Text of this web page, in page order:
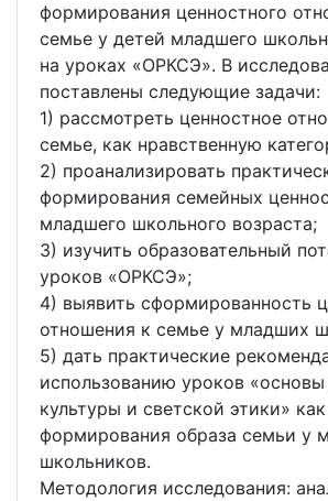
формирования ценностного
семье у детей младшего
на уроках «ОРКСЭ». В
поставлены следующие задачи:
1) рассмотреть ценностное
семье, как нравственную
2) проанализировать
формирования семейных
младшего школьного возраста;
3) изучить образовательный
уроков «ОРКСЭ»;
4) выявить сформированность
отношения к семье у младших
5) дать практические
использованию уроков «основы
культуры и светской этики»
формирования образа семьи у
школьников.
Методология исследования: